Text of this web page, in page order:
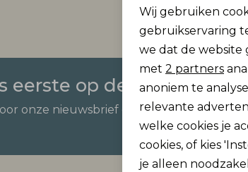
eerste op de hoogte zijn?
onze nieuwsbrief en ontvang dan ook
Analytische
Wij gebruiken
gebruikservaring
we dat de website
met 2 partners
anoniem te
relevante
welke cookies je
cookies, of kies
je alleen